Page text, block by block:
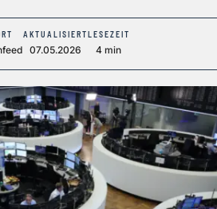
AKTUALISIERT
07.05.2026
LESEZEIT
4 min